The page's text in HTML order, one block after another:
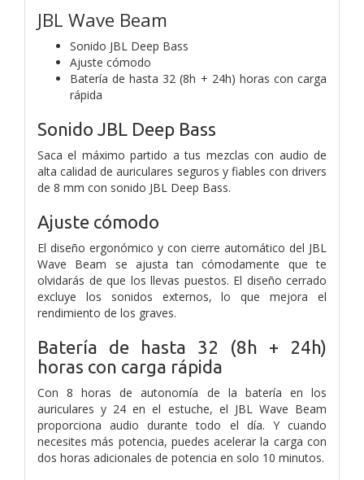
JBL Wave Beam
Sonido JBL Deep Bass
Ajuste cómodo
Batería de hasta 32 (8h + 24h) horas con carga
rápida
Sonido JBL Deep Bass
Saca el máximo partido a tus mezclas con audio de
alta calidad de auriculares seguros y fiables con drivers
de 8 mm con sonido JBL Deep Bass.
Ajuste cómodo
El diseño ergonómico y con cierre automático del JBL
Wave Beam se ajusta tan cómodamente que te
olvidarás de que los llevas puestos. El diseño cerrado
excluye los sonidos externos, lo que mejora el
rendimiento de los graves.
Batería de hasta 32 (8h + 24h)
horas con carga rápida
Con 8 horas de autonomía de la batería en los
auriculares y 24 en el estuche, el JBL Wave Beam
proporciona audio durante todo el día. Y cuando
necesites más potencia, puedes acelerar la carga con
dos horas adicionales de potencia en solo 10 minutos.